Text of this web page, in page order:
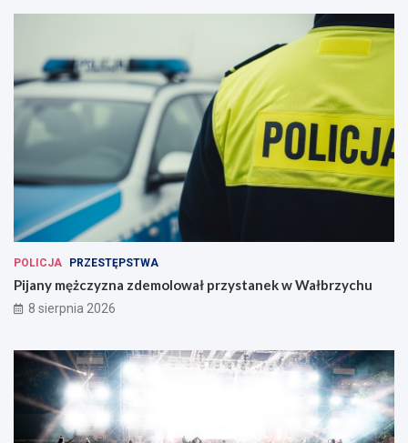
POLICJA PRZESTĘPSTWA
Pijany mężczyzna zdemolował przystanek w Wałbrzychu
8 sierpnia 2026